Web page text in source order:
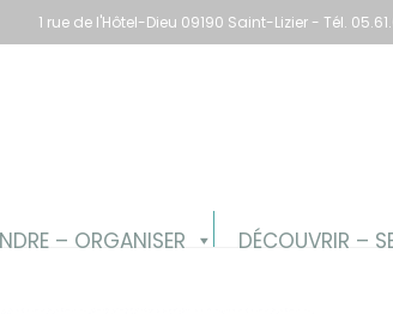
1 rue de l'Hôtel-Dieu 09190 Saint-Lizier - Tél.
– ORGANISER DÉCOUVRIR –